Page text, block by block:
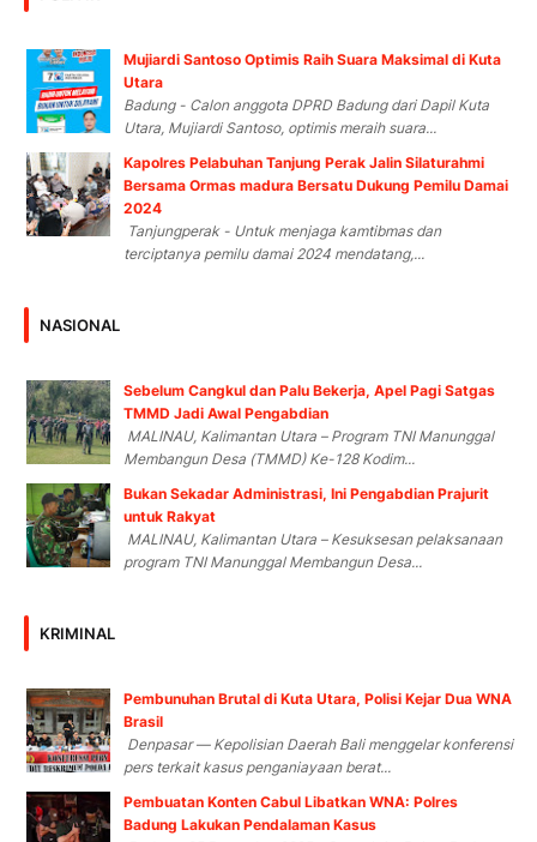
Mujiardi Santoso Optimis Raih Suara Maksimal di Kuta
Utara
Badung - Calon anggota DPRD Badung dari Dapil Kuta
Utara, Mujiardi Santoso, optimis meraih suara...
Kapolres Pelabuhan Tanjung Perak Jalin Silaturahmi
Bersama Ormas madura Bersatu Dukung Pemilu Damai
2024
Tanjungperak - Untuk menjaga kamtibmas dan
terciptanya pemilu damai 2024 mendatang,...
NASIONAL
Sebelum Cangkul dan Palu Bekerja, Apel Pagi Satgas
TMMD Jadi Awal Pengabdian
MALINAU, Kalimantan Utara – Program TNI Manunggal
Membangun Desa (TMMD) Ke-128 Kodim...
Bukan Sekadar Administrasi, Ini Pengabdian Prajurit
untuk Rakyat
MALINAU, Kalimantan Utara – Kesuksesan pelaksanaan
program TNI Manunggal Membangun Desa...
KRIMINAL
Pembunuhan Brutal di Kuta Utara, Polisi Kejar Dua WNA
Brasil
Denpasar — Kepolisian Daerah Bali menggelar konferensi
pers terkait kasus penganiayaan berat...
Pembuatan Konten Cabul Libatkan WNA: Polres
Badung Lakukan Pendalaman Kasus